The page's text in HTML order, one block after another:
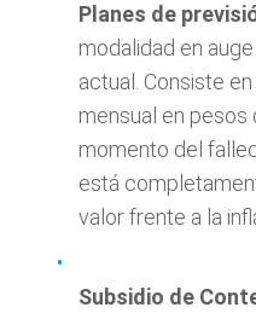
Planes de
modalidad en
actual. Consiste
mensual en pesos
momento del
está
valor frente a la
Subsidio de